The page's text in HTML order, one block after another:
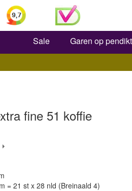
Sale Garen op
fine 51 koffie
= 21 st x 28 nld (Breinaald 4)